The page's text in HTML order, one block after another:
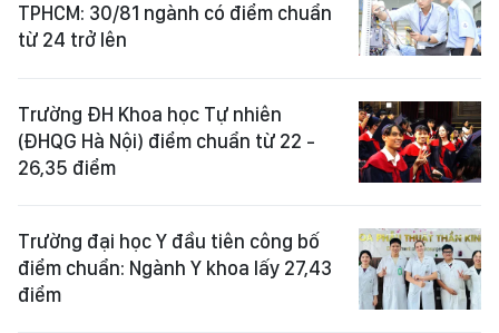
TPHCM: 30/81 ngành có điểm chuẩn
từ 24 trở lên
Trường ĐH Khoa học Tự nhiên
(ĐHQG Hà Nội) điểm chuẩn từ 22 -
26,35 điểm
Trường đại học Y đầu tiên công bố
điểm chuẩn: Ngành Y khoa lấy 27,43
điểm